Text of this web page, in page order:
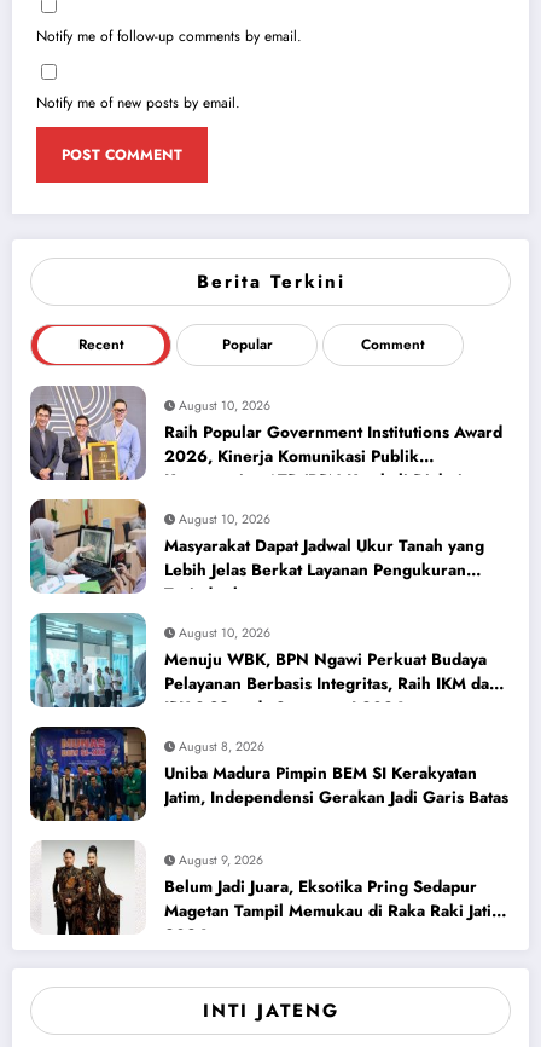
Berita Terkini
Recent Popular Comment
August 10, 2026
Raih Popular Government Institutions Award
2026, Kinerja Komunikasi Publik
Kementerian ATR/BPN Kembali Diakui
August 10, 2026
Masyarakat Dapat Jadwal Ukur Tanah yang
Lebih Jelas Berkat Layanan Pengukuran
Terjadwal
August 10, 2026
Menuju WBK, BPN Ngawi Perkuat Budaya
Pelayanan Berbasis Integritas, Raih IKM dan
IPK 3,89 pada Semester I 2026
August 8, 2026
Uniba Madura Pimpin BEM SI Kerakyatan
Jatim, Independensi Gerakan Jadi Garis Batas
August 9, 2026
Belum Jadi Juara, Eksotika Pring Sedapur
Magetan Tampil Memukau di Raka Raki Jatim
2026
INTI JATENG
Notify me of follow-up comments by email.
Notify me of new posts by email.